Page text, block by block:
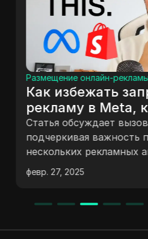
Размещение онлайн-рекламы
Как избежать
рекламу в Meta,
навредить
Shopify + ChatGPT
9
Статья обсуждает
подчеркивая важность
нескольких рекламных
избежать сбоев в
блокировок аккаунтов.
февр. 27, 2025